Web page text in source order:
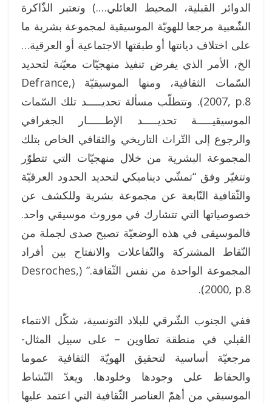
الدوائر القبلية، المحيط العائلي….) وتعتبر الذّاكرة
الشّعبية مرجعا للهويّة الموسيقية لمجموعة بشرية ما
على اختلاف ديانتها أو طبقتها الاجتماعية أو العرقية…
الخ، الأمر الذي يفرض تنفيذ منهجيّات معيّنة لتحديد
السّمات الثقافية، ومنها الموسيقيّة (Defrance,
2007, p.8). وتتطلّب مسألة تحديـــــد تلك السّمات
الموسيقيـــــة تحديـــــد الإطــــــار الجغرافي
والرجوع إلى التّراث التاريخي والثقافي الخاص بتلك
المجموعة البشرية من خلال منهجيّات التي تتطوّر
وتتغيّر وفق “تمشّي ديناميكي لتحديد الحدود العرقيّة
والثّقافية النّابعة عن مجموعة بشرية وللكشف عن
خصوصياتها التي تتشارك في موروث موسيقي واحد.
فالموسيقى في هذه الوضعيّة تصبح صدى لجملة من
النّقاط المشتركة والتّفاعلات والانفتاح بين أفراد
المجموعة الواحدة من نفس الثّقافة.” (Desroches,
2000, p.8).
ففي الجنوب الشّرقي للبلاد التونسية، شكّل الانتماء
القبلي في منطقة تطاوين – على سبيل المثال-
مرجعيّة أساسية لتحقيق الهويّة الثقافية عموما
والحفاظ على وجودها وخلودها. ويعدّ النّشاط
الموسيقي من أهمّ العناصر الثّقافية التي اعتمد عليها